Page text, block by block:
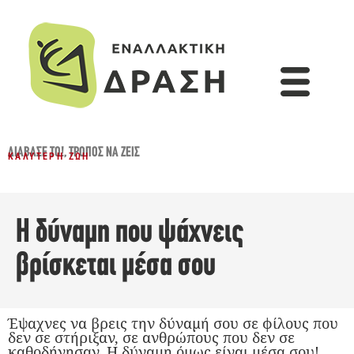
ΔΙΆΒΑΣΈ ΤΟ!,ΤΡΌΠΟΣ ΝΑ ΖΕΙΣ
ΚΑΛΎΤΕΡΗ ΖΩΉ
Η δύναμη που ψάχνεις
βρίσκεται μέσα σου
Έψαχνες να βρεις την δύναμή σου σε φίλους που
δεν σε στήριξαν, σε ανθρώπους που δεν σε